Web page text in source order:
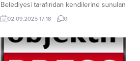
Belediyesi tarafından kendilerine sunulan
yaz tatili programlarıyla dolu dolu geçirdi.
Eyyübiye Belediye Başkanı Mehmet
gençler, yaz tatili boyunca hem eğlenme,
hem kaliteli vakit geçirme diğer yandan
02.09.2025 17:18 0